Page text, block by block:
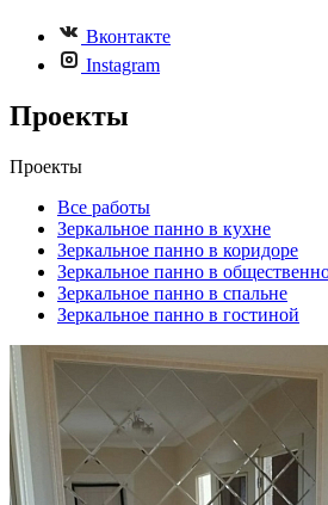
Вконтакте
Instagram
Проекты
Проекты
Все работы
Зеркальное панно в кухне
Зеркальное панно в коридоре
Зеркальное панно в
Зеркальное панно в спальне
Зеркальное панно в гостиной